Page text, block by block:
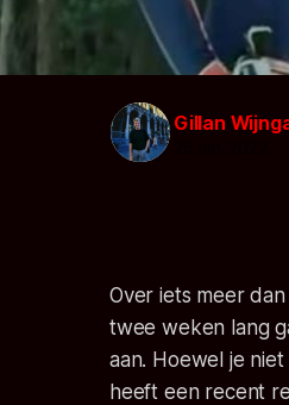
Gillan
Over iets meer
twee weken lang
aan. Hoewel je
heeft een recent